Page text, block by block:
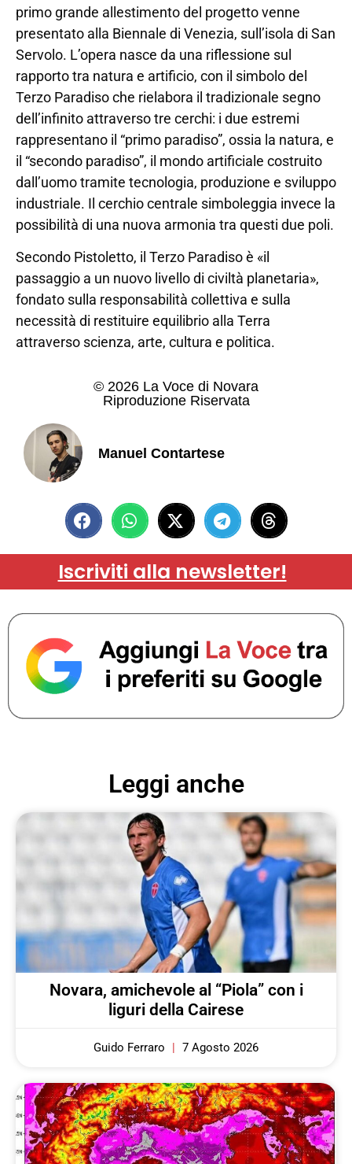
primo grande allestimento del progetto venne
presentato alla Biennale di Venezia, sull’isola di San
Servolo. L’opera nasce da una riflessione sul
rapporto tra natura e artificio, con il simbolo del
Terzo Paradiso che rielabora il tradizionale segno
dell’infinito attraverso tre cerchi: i due estremi
rappresentano il “primo paradiso”, ossia la natura, e
il “secondo paradiso”, il mondo artificiale costruito
dall’uomo tramite tecnologia, produzione e sviluppo
industriale. Il cerchio centrale simboleggia invece la
possibilità di una nuova armonia tra questi due poli.
Secondo Pistoletto, il Terzo Paradiso è «il
passaggio a un nuovo livello di civiltà planetaria»,
fondato sulla responsabilità collettiva e sulla
necessità di restituire equilibrio alla Terra
attraverso scienza, arte, cultura e politica.
© 2026 La Voce di Novara
Riproduzione Riservata
Manuel Contartese
Iscriviti alla newsletter!
Leggi anche
Novara, amichevole al “Piola” con i
liguri della Cairese
Guido Ferraro 7 Agosto 2026